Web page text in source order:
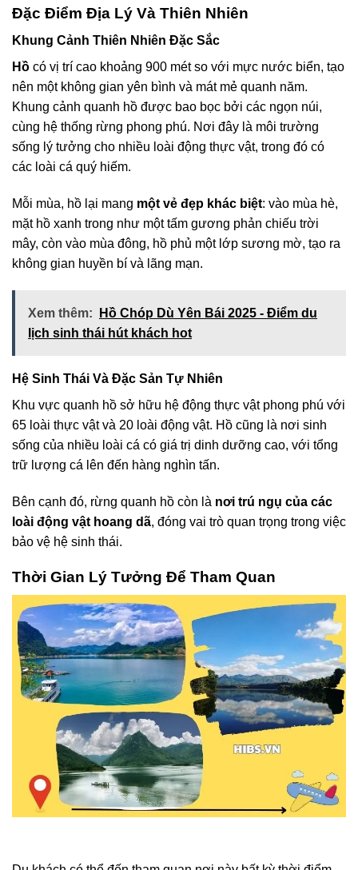
Đặc Điểm Địa Lý Và Thiên Nhiên
Khung Cảnh Thiên Nhiên Đặc Sắc
Hồ có vị trí cao khoảng 900 mét so với mực nước biển, tạo
nên một không gian yên bình và mát mẻ quanh năm.
Khung cảnh quanh hồ được bao bọc bởi các ngọn núi,
cùng hệ thống rừng phong phú. Nơi đây là môi trường
sống lý tưởng cho nhiều loài động thực vật, trong đó có
các loài cá quý hiếm.
Mỗi mùa, hồ lại mang một vẻ đẹp khác biệt: vào mùa hè,
mặt hồ xanh trong như một tấm gương phản chiếu trời
mây, còn vào mùa đông, hồ phủ một lớp sương mờ, tạo ra
không gian huyền bí và lãng mạn.
Xem thêm:
Hồ Chóp Dù Yên Bái 2025 - Điểm du
lịch sinh thái hút khách hot
Hệ Sinh Thái Và Đặc Sản Tự Nhiên
Khu vực quanh hồ sở hữu hệ động thực vật phong phú với
65 loài thực vật và 20 loài động vật. Hồ cũng là nơi sinh
sống của nhiều loài cá có giá trị dinh dưỡng cao, với tổng
trữ lượng cá lên đến hàng nghìn tấn.
Bên cạnh đó, rừng quanh hồ còn là nơi trú ngụ của các
loài động vật hoang dã, đóng vai trò quan trọng trong việc
bảo vệ hệ sinh thái.
Thời Gian Lý Tưởng Để Tham Quan